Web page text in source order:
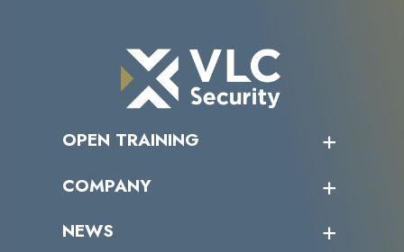
OPEN TRAINING
受講者の声
COMPANY
トップメッセージ
NEWS